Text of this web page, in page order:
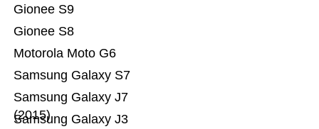
Samsung Galaxy J3
Samsung Galaxy J7
(2015)
Samsung Galaxy S7
Motorola Moto G6
Gionee S8
Gionee S9